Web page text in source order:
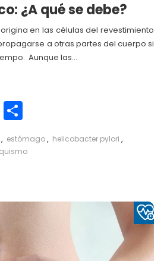
¿A qué se debe?
en las células del revestimiento
a otras partes del cuerpo si
Aunque las…
Compartir
, estómago, helicobacter pylori ,